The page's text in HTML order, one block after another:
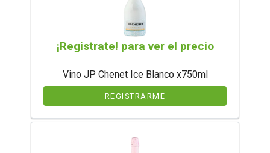
¡Registrate! para ver el precio
Vino JP Chenet Ice Blanco x750ml
REGISTRARME